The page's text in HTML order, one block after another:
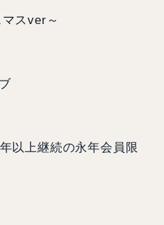
スver～
以上継続の永年会員限